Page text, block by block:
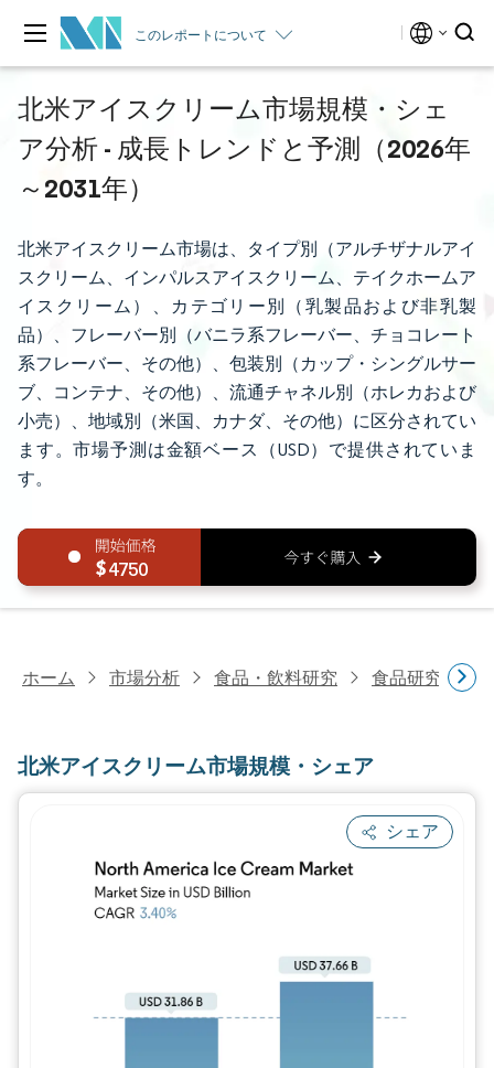
このレポートについて
北米アイスクリーム市場規模・シェ
ア分析 - 成長トレンドと予測（2026年
～2031年）
北米アイスクリーム市場は、タイプ別（アルチザナルアイ
スクリーム、インパルスアイスクリーム、テイクホームア
イスクリーム）、カテゴリー別（乳製品および非乳製
品）、フレーバー別（バニラ系フレーバー、チョコレート
系フレーバー、その他）、包装別（カップ・シングルサー
ブ、コンテナ、その他）、流通チャネル別（ホレカおよび
小売）、地域別（米国、カナダ、その他）に区分されてい
ます。市場予測は金額ベース（USD）で提供されていま
す。
4750
ホーム 市場分析 食品・飲料研究 食品研究
北米アイスクリーム市場規模・シェア
シェア